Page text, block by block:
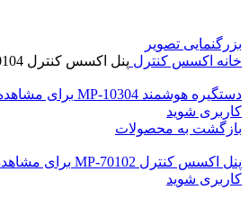
بزرگنمایی تصویر
خانه اکسس کنترل پنل اکسس کنترل MP-70104
دستگیره هوشمند MP-10304
برای
کاربری شوید
بازگشت به محصولات
پنل اکسس کنترل MP-70102
برای
کاربری شوید